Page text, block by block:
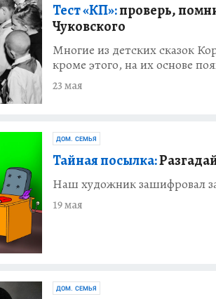
Тест «КП»:проверь,
Чуковского
Многие из детских сказок
кроме этого, на их основе
23 мая
ДОМ. СЕМЬЯ
Тайная посылка:
Наш художник зашифровал
19 мая
ДОМ. СЕМЬЯ